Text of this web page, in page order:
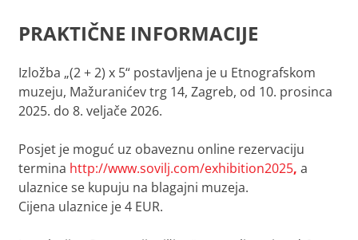
PRAKTIČNE INFORMACIJE
Izložba „(2 + 2) x 5“ postavljena je u Etnografskom
muzeju, Mažuranićev trg 14, Zagreb, od 10. prosinca
2025. do 8. veljače 2026.
Posjet je moguć uz obaveznu online rezervaciju
termina http://www.sovilj.com/exhibition2025, a
ulaznice se kupuju na blagajni muzeja.
Cijena ulaznice je 4 EUR.